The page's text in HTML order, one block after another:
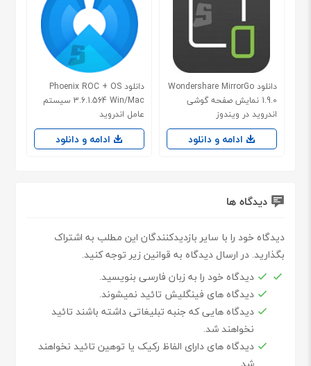
دانلود Wondershare MirrorGo
1.9.0 نمایش صفحه گوشی
اندروید در ویندوز
ادامه و دانلود
دانلود Phoenix ROC + OS
3.6.1.564 Win/Mac سیستم
عامل اندروید
ادامه و دانلود
دیدگاه ها
دیدگاه خود را با سایر بازدیدکنندگان این مطلب به اشتراک
بگذارید. در ارسال دیدگاه به قوانین زیر توجه کنید.
دیدگاه خود را به زبان فارسی بنویسید.
دیدگاه های فینگلیش تائید نمیشوند.
دیدگاه هایی که جنبه تبلیغاتی داشته باشند تائید
نخواهند شد.
دیدگاه های دارای الفاظ رکیک یا توهین تائید نخواهند